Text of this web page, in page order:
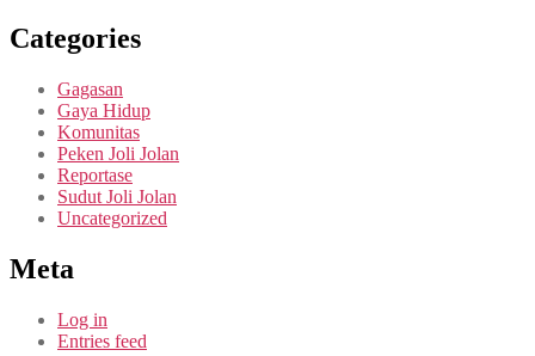
Categories
Gagasan
Gaya Hidup
Komunitas
Peken Joli Jolan
Reportase
Sudut Joli Jolan
Uncategorized
Meta
Log in
Entries feed